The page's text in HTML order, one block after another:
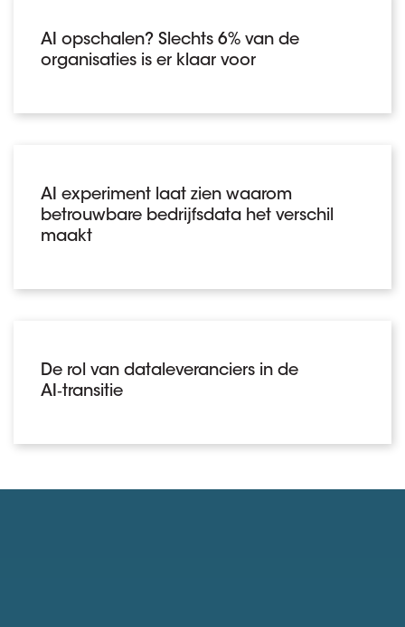
AI opschalen? Slechts 6% van de
organisaties is er klaar voor
AI experiment laat zien waarom
betrouwbare bedrijfsdata het verschil
maakt
De rol van dataleveranciers in de
AI‑transitie